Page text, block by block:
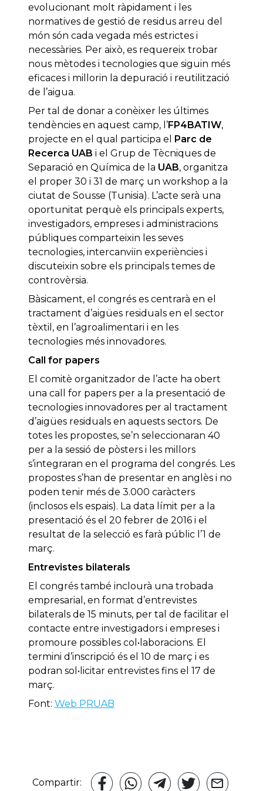
evolucionant molt ràpidament i les
normatives de gestió de residus arreu del
món són cada vegada més estrictes i
necessàries. Per això, es requereix trobar
nous mètodes i tecnologies que siguin més
eficaces i millorin la depuració i reutilització
de l’aigua.
Per tal de donar a conèixer les últimes
tendències en aquest camp, l’FP4BATIW,
projecte en el qual participa el Parc de
Recerca UAB i el Grup de Tècniques de
Separació en Química de la UAB, organitza
el proper 30 i 31 de març un workshop a la
ciutat de Sousse (Tunisia). L’acte serà una
oportunitat perquè els principals experts,
investigadors, empreses i administracions
públiques comparteixin les seves
tecnologies, intercanviïn experiències i
discuteixin sobre els principals temes de
controvèrsia.
Bàsicament, el congrés es centrarà en el
tractament d’aigües residuals en el sector
tèxtil, en l’agroalimentari i en les
tecnologies més innovadores.
Call for papers
El comitè organitzador de l’acte ha obert
una call for papers per a la presentació de
tecnologies innovadores per al tractament
d’aigües residuals en aquests sectors. De
totes les propostes, se’n seleccionaran 40
per a la sessió de pòsters i les millors
s’integraran en el programa del congrés. Les
propostes s’han de presentar en anglès i no
poden tenir més de 3.000 caràcters
(inclosos els espais). La data límit per a la
presentació és el 20 febrer de 2016 i el
resultat de la selecció es farà públic l’1 de
març.
Entrevistes bilaterals
El congrés també inclourà una trobada
empresarial, en format d’entrevistes
bilaterals de 15 minuts, per tal de facilitar el
contacte entre investigadors i empreses i
promoure possibles col•laboracions. El
termini d’inscripció és el 10 de març i es
podran sol•licitar entrevistes fins el 17 de
març.
Font: Web PRUAB
Compartir: